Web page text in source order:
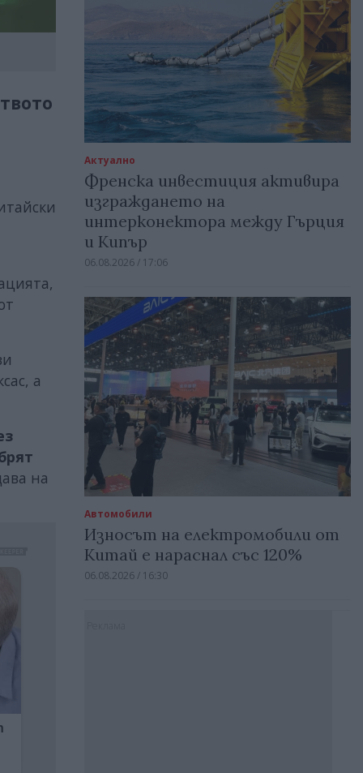
а
на
Актуално
Френска инвестиция активира
изграждането на
интерконектора между Гърция
и Кипър
06.08.2026 / 17:06
Автомобили
Износът на електромобили от
Китай е нараснал със 120%
06.08.2026 / 16:30